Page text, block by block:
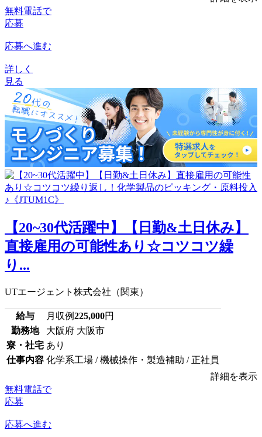
無料電話で
応募
応募へ進む
詳しく
見る
【20~30代活躍中】【日勤&土日休み】
直接雇用の可能性あり☆コツコツ繰
り...
UTエージェント株式会社（関東）
給与 月収例225,000円
勤務地
大阪府 大阪市
寮・社宅 あり
仕事内容 化学系工場 / 機械操作・製造補助 / 正社員
詳細を表示
無料電話で
応募
応募へ進む